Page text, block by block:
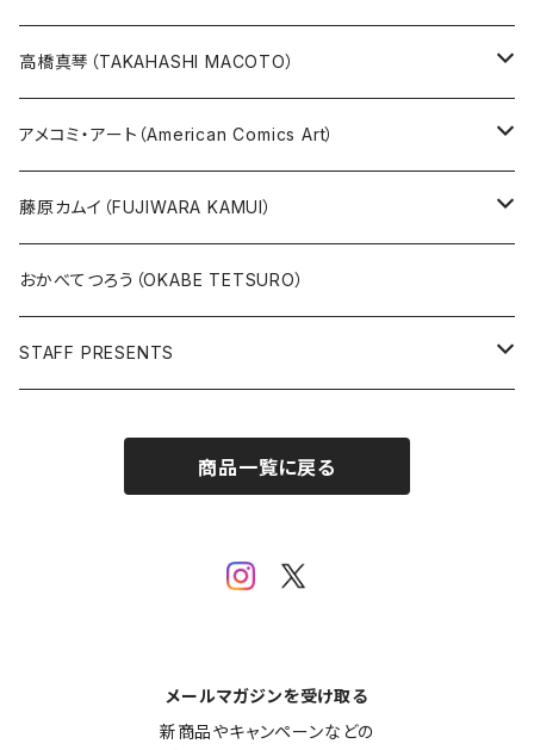
その他
版画
原画
高橋真琴（TAKAHASHI MACOTO）
版画
直筆サイン入り
版上サイン【新作】
グッズ
アメコミ・アート（American Comics Art）
ガブリエーレ・デッロット版画
SPIDER MAN
BATMAN
人気作品TOP5
藤原カムイ（FUJIWARA KAMUI）
複製原画
おかべてつろう（OKABE TETSURO）
STAFF PRESENTS
商品一覧に戻る
メールマガジンを受け取る
新商品やキャンペーンなどの